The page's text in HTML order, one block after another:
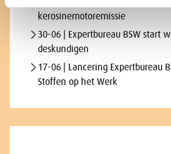
kerosinemotoremissie
30-06 | Expertbureau BSW start
deskundigen
17-06 | Lancering Expertbureau
Stoffen op het Werk